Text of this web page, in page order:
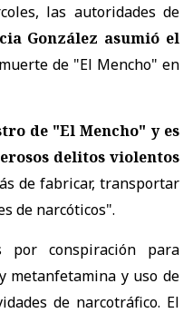
las autoridades de
González asumió el
de "El Mencho" en
de "El Mencho" y es
delitos violentos
de fabricar, transportar
de narcóticos".
por conspiración para
metanfetamina y uso de
de narcotráfico. El